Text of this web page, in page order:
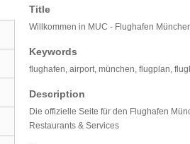
Title
Willkommen in MUC - Flughafen
Keywords
flughafen, airport, münchen, flugplan,
Description
Die offizielle Seite für den Flughafen
Restaurants & Services